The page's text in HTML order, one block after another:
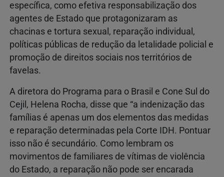
específica, como efetiva responsabilização dos
agentes de Estado que protagonizaram as
chacinas e tortura sexual, reparação individual,
políticas públicas de redução da letalidade policial e
promoção de direitos sociais nos territórios de
favelas.
A diretora do Programa para o Brasil e Cone Sul do
Cejil, Helena Rocha, disse que “a indenização das
famílias é apenas um dos elementos das medidas
e reparação determinadas pela Corte IDH. Pontuar
isso não é secundário. Como lembram os
movimentos de familiares de vítimas de violência
do Estado, a reparação não pode ser encarada